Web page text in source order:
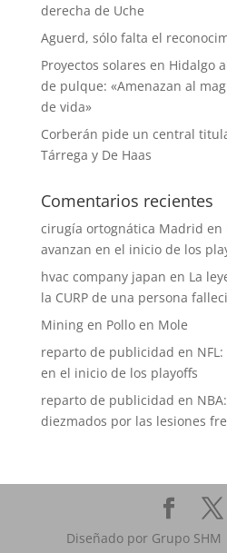
derecha de Uche
Aguerd, sólo falta el
Proyectos solares en Hidalgo
de pulque: «Amenazan al
de vida»
Corberán pide un central
Tárrega y De Haas
Comentarios recientes
cirugía ortognática Madrid en
avanzan en el inicio de los
hvac company japan en La
la CURP de una persona
Miningen Pollo en Mole
reparto de publicidad en
en el inicio de los playoffs
reparto de publicidad en
diezmados por las lesiones
Diseñado por Grupo